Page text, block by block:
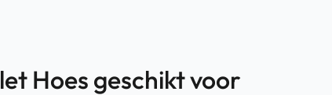
Hoes geschikt voor